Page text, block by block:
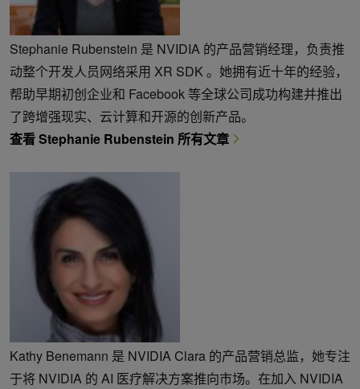
Stephanie Rubenstein 是 NVIDIA 的产品营销经理，负责推
动整个开发人员网络采用 XR SDK 。她拥有近十年的经验，
帮助早期初创企业和 Facebook 等全球公司成功构建并推出
了跨增强现实、云计算和开源的创新产品。
查看 Stephanie Rubenstein 所有文章
Kathy Benemann 是 NVIDIA Clara 的产品营销总监，她专注
于将 NVIDIA 的 AI 医疗解决方案推向市场。在加入 NVIDIA